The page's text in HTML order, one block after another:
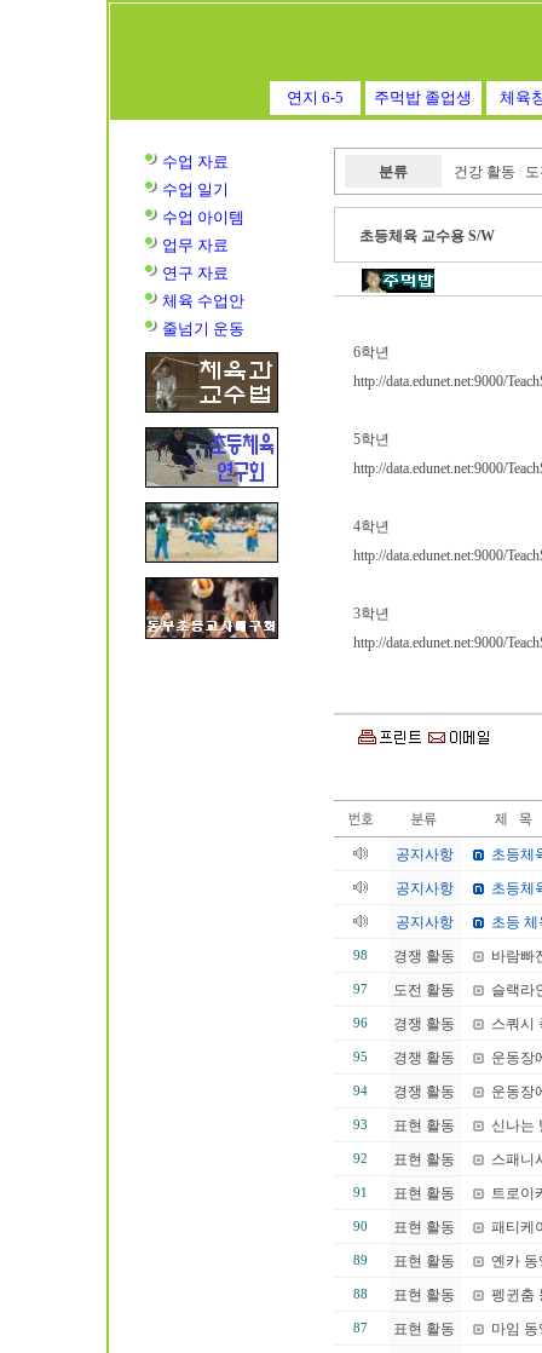
연지 6-5 주먹밥 졸업생 체육
수업 자료
수업 일기
수업 아이템
업무 자료
연구 자료
체육 수업안
줄넘기 운동
분류 건강 활동
초등체육 교수용 S/W
6학년
http://data.edunet.net:9000/
5학년
http://data.edunet.net:9000/
4학년
http://data.edunet.net:9000/
3학년
http://data.edunet.net:9000/
공지사항
초등체
공지사항
초등체
공지사항
초등
98 경쟁 활동 바람빠
97 도전 활동 슬랙라
96 경쟁 활동 스쿼시
95 경쟁 활동 운동장
94 경쟁 활동 운동장
93 표현 활동 신나는
92 표현 활동 스패니
91 표현 활동 트로이
90 표현 활동 패티케
89 표현 활동 옌카 동
88 표현 활동 펭귄춤
87 표현 활동 마임 동